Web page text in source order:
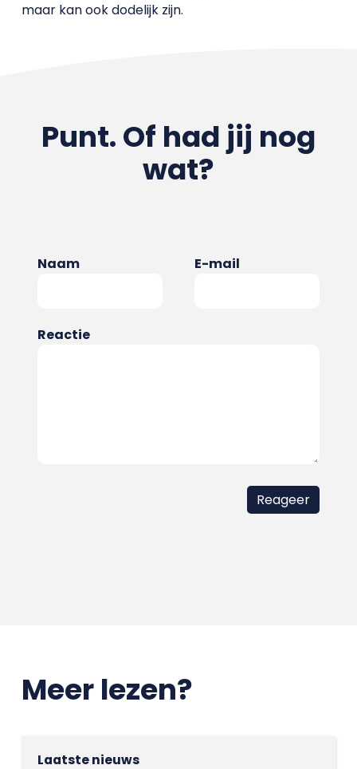
maar kan ook dodelijk zijn.
Punt. Of had jij nog
wat?
Naam E-mail
Reactie
Meer lezen?
Laatste nieuws